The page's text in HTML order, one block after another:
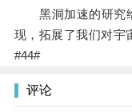
黑洞加速的研究给
现，拓展了我们对宇
#44#
评论